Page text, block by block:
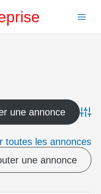
toutes les annonces
une annonce